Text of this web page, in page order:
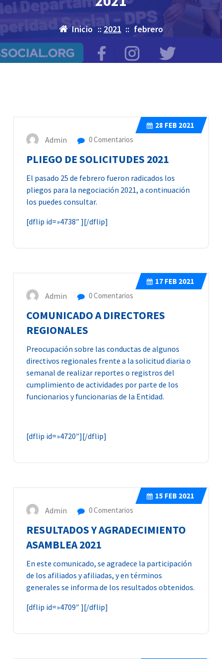
Inicio ::2021 :: febrero
28 FEB 2021
Admin 0 Comentarios
PLIEGO DE SOLICITUDES 2021
El pasado 25 de febrero fueron radicados los
pliegos para la negociación 2021, a continuación
los puedes consultar.
[dflip id=»4738″ ][/dflip]
17 FEB 2021
Admin 0 Comentarios
COMUNICADO A DIRECTORES
REGIONALES
Preocupación sobre las conductas de algunos
directivos regionales frente a la solicitud diaria o
semanal de realizar reportes o registros del
cumplimiento de actividades por parte de los
funcionarios y funcionarias de la Entidad.
[dflip id=»4720″][/dflip]
15 FEB 2021
Admin 0 Comentarios
RESULTADOS Y AGRADECIMIENTO
ASAMBLEA 2021
En este comunicado, se agradece la participación
de los afiliados y afiliadas, y en términos
generales se informa de los resultados obtenidos.
[dflip id=»4709″ ][/dflip]